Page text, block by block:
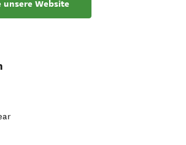
unsere Website